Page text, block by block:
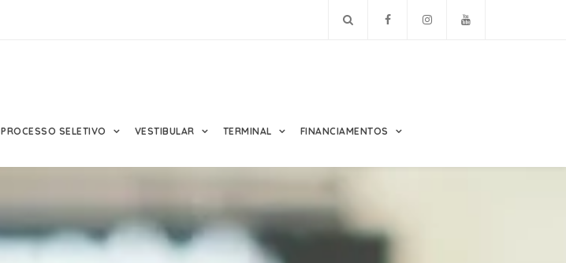
PROCESSO SELETIVO VESTIBULAR TERMINAL FINANCIAMENTOS